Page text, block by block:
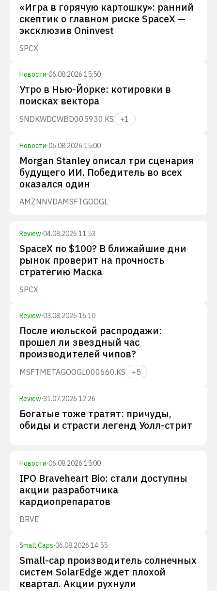
«Игра в горячую картошку»: ранний
скептик о главном риске SpaceX —
эксклюзив Oninvest
SPCX
Новости·06.08.2026 15:50
Утро в Нью-Йорке: котировки в
поисках вектора
SNDKWDCWBD005930.KS +1
Новости·06.08.2026 15:00
Morgan Stanley описал три сценария
будущего ИИ. Победитель во всех
оказался один
AMZNNVDAMSFTGOOGL
Review·04.08.2026 11:53
SpaceX по $100? В ближайшие дни
рынок проверит на прочность
стратегию Маска
SPCX
Review·03.08.2026 16:10
После июльской распродажи:
прошел ли звездный час
производителей чипов?
MSFTMETAGOOGL000660.KS +5
Review·31.07.2026 12:26
Богатые тоже тратят: причуды,
обиды и страсти легенд Уолл-стрит
Новости·06.08.2026 15:00
IPO Braveheart Bio: стали доступны
акции разработчика
кардиопрепаратов
BRVE
Small Caps·06.08.2026 14:55
Small-cap производитель солнечных
систем SolarEdge ждет плохой
квартал. Акции рухнули